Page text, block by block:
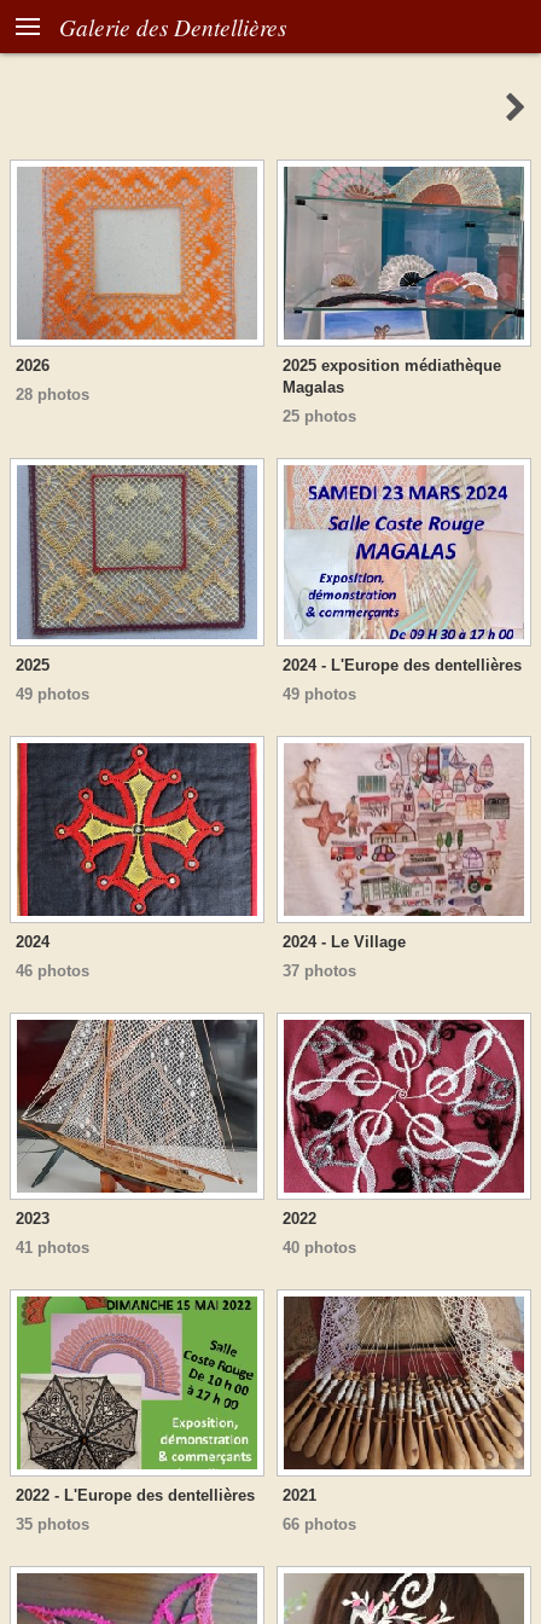
 Galerie des Dentellières

2026
28 photos
2025 exposition médiathèque
Magalas
25 photos
2025
49 photos
2024 - L'Europe des dentellières
49 photos
2024
46 photos
2024 - Le Village
37 photos
2023
41 photos
2022
40 photos
2022 - L'Europe des dentellières
35 photos
2021
66 photos